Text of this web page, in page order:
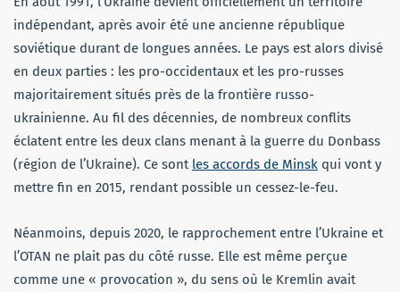
indépendant, après avoir été une ancienne république
soviétique durant de longues années. Le pays est alors divisé
en deux parties : les pro-occidentaux et les pro-russes
majoritairement situés près de la frontière russo-
ukrainienne. Au fil des décennies, de nombreux conflits
éclatent entre les deux clans menant à la guerre du Donbass
(région de l’Ukraine). Ce sont les accords de Minsk qui vont y
mettre fin en 2015, rendant possible un cessez-le-feu.
Néanmoins, depuis 2020, le rapprochement entre l’Ukraine et
l’OTAN ne plait pas du côté russe. Elle est même perçue
comme une « provocation », du sens où le Kremlin avait